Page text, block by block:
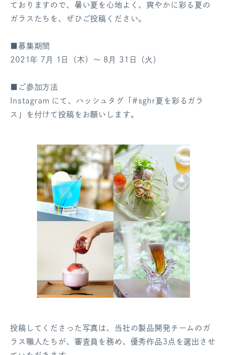
ておりますので、暑い夏を心地よく、爽やかに彩る夏の
ガラスたちを、ぜひご投稿ください。
■募集期間
2021年 7月 1日（木）～ 8月 31日（火）
■ご参加方法
Instagram にて、ハッシュタグ「#sghr夏を彩るガラ
ス」を付けて投稿をお願いします。
投稿してくださった写真は、当社の製品開発チームのガ
ラス職人たちが、審査員を務め、優秀作品3点を選出させ